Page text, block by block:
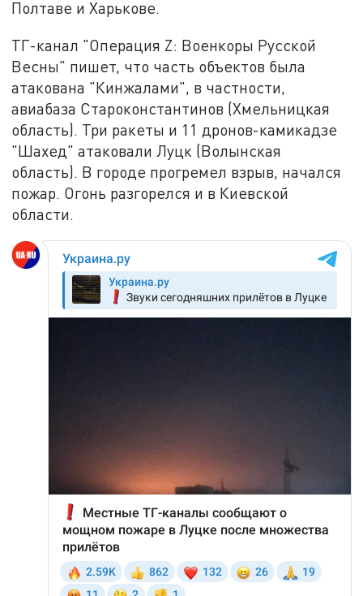
Полтаве и Харькове.
ТГ-канал "Операция Z: Военкоры Русской
Весны" пишет, что часть объектов была
атакована "Кинжалами", в частности,
авиабаза Староконстантинов (Хмельницкая
область). Три ракеты и 11 дронов-камикадзе
"Шахед" атаковали Луцк (Волынская
область). В городе прогремел взрыв, начался
пожар. Огонь разгорелся и в Киевской
области.